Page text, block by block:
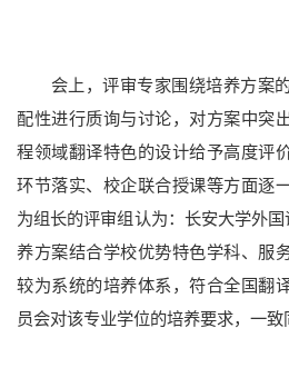
科研概况 科研平台 科研团队
本科招生 研究生招生 留学生招生
会上，评审专家围绕培养方案
配性进行质询与讨论，对方案中突
程领域翻译特色的设计给予高度评
环节落实、校企联合授课等方面逐
为组长的评审组认为：长安大学外
养方案结合学校优势特色学科、服
较为系统的培养体系，符合全国翻
员会对该专业学位的培养要求，一致